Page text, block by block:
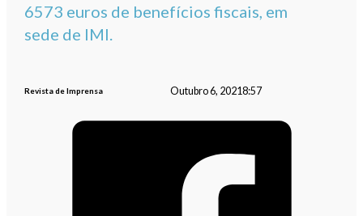
6573 euros de benefícios fiscais, em
sede de IMI.
Revista de Imprensa Outubro 6, 2021 8:57